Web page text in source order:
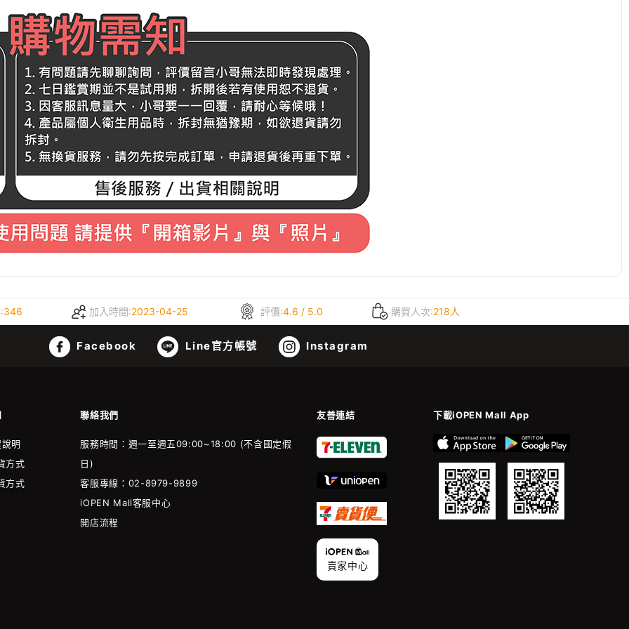
346 加入時間:2023-04-25 評價:4.6 / 5.0 購買人次:218人
Facebook Line官方帳號 Instagram
聯絡我們 友善連結 下載iOPEN Mall App
明
方式
方式
服務時間：週一至週五09:00~18:00 (不含國定假
日)
客服專線：02-8979-9899
iOPEN Mall客服中心
開店流程
賣家中心